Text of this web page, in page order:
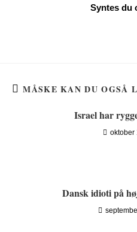
MÅSKE KAN DU OGSÅ
Israel har
oktober
Dansk idioti på